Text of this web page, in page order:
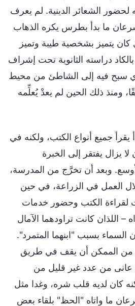
الشعائر الدينية. لم يعرف
ما بدأ بطرس يكره الذهاب
يتميز بشخصية طيبة وتميز
دراسته الثانوية تحت إشراف
سبح فيه إلى الشاطئ من محيط
ومنذ ذلك الحين لم يعدْ يُعلِّمه
يقرأ جميع أنواع الكتب، ولكنه في
يزال يفتقر إلى الخبرة
وبعد أن تخرَّج من المدرسة،
العمل في الزراعة، في حين
الكتب وحضور خدمات
– اللذان كانت تراودهما الآمال
السماء بسبب "ابنهما المتمرد".
من الممكن أن يقف في طريق
عانى من عدد غير قليل من
كان لديه قلب شره، وغدا مثل
ما واتاه "الحظ" بلقاء بعض